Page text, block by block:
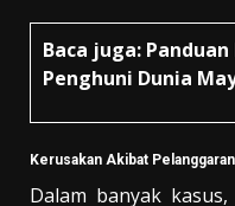
Baca juga:
Penghuni Dunia
Kerusakan Akibat
Dalam banyak